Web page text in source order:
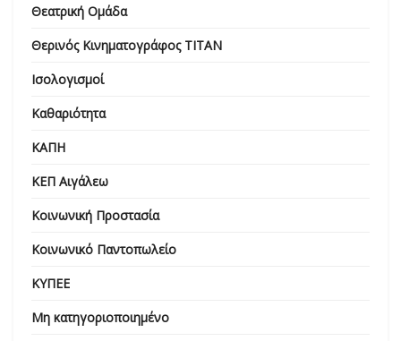
Θεατρική Ομάδα
Θερινός Κινηματογράφος ΤΙΤΑΝ
Ισολογισμοί
Καθαριότητα
ΚΑΠΗ
ΚΕΠ Αιγάλεω
Κοινωνική Προστασία
Κοινωνικό Παντοπωλείο
ΚΥΠΕΕ
Μη κατηγοριοποιημένο